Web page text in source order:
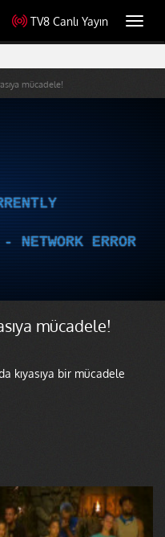
TV8 Canlı Yayın
mücadele!
ERROR
mücadele!
kıyasıya bir mücadele